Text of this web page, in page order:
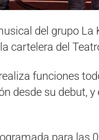
del grupo La
cartelera del
funciones
desde su debut,
para las